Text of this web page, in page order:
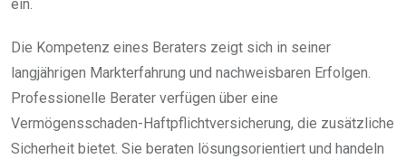
ein.
Die Kompetenz eines Beraters zeigt sich in seiner
langjährigen Markterfahrung und nachweisbaren Erfolgen.
Professionelle Berater verfügen über eine
Vermögensschaden-Haftpflichtversicherung, die zusätzliche
Sicherheit bietet. Sie beraten lösungsorientiert und handeln